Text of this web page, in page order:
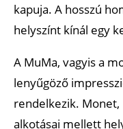
kapuja. A hosszú
helyszínt kínál egy
A MuMa, vagyis a
lenyűgöző
rendelkezik.
alkotásai mellett